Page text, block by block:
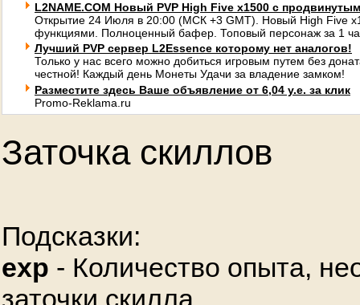
L2NAME.COM Новый PVP High Five x1500 с
Открытие 24 Июля в 20:00 (МСК +3 GMT). Новый High Five
функциями. Полноценный бафер. Топовый персонаж за 1
Лучший PVP сервер L2Essence которому нет аналогов!
Только у нас всего можно добиться игровым путем без
честной! Каждый день Монеты Удачи за владение замком!
Разместите здесь Ваше объявление от 6,04 у.е. за клик
Promo-Reklama.ru
Заточка скиллов
Подсказки:
exp - Количество опыта,
заточки скилла